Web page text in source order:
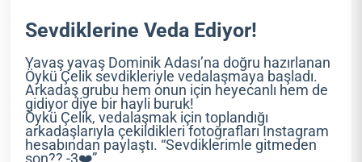
Sevdiklerine Veda Ediyor!
Yavaş yavaş Dominik Adası’na doğru hazırlanan
Öykü Çelik sevdikleriyle vedalaşmaya başladı.
Arkadaş grubu hem onun için heyecanlı hem de
gidiyor diye bir hayli buruk!
Öykü Çelik, vedalaşmak için toplandığı
arkadaşlarıyla çekildikleri fotoğrafları Instagram
hesabından paylaştı. “Sevdiklerimle gitmeden